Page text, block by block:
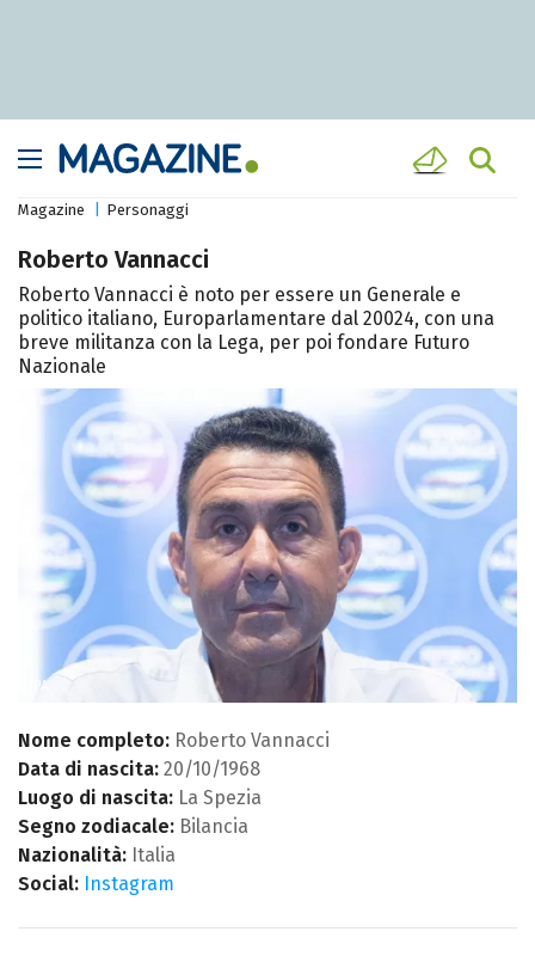
Magazine Personaggi
Roberto Vannacci
Roberto Vannacci è noto per essere un Generale e
politico italiano, Europarlamentare dal 20024, con una
breve militanza con la Lega, per poi fondare Futuro
Nazionale
IPA
Nome completo: Roberto Vannacci
Data di nascita: 20/10/1968
Luogo di nascita: La Spezia
Segno zodiacale: Bilancia
Nazionalità: Italia
Social: Instagram